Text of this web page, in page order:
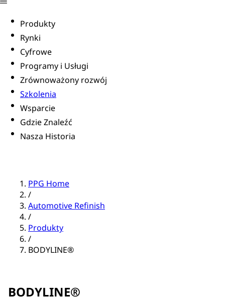
Produkty
Rynki
Cyfrowe
Programy i Usługi
Zrównoważony rozwój
Szkolenia
Wsparcie
Gdzie Znaleźć
Nasza Historia
PPG Home
/
Automotive Refinish
/
Produkty
/
BODYLINE®
BODYLINE®